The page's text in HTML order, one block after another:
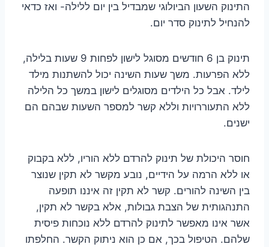
התינוק השעון הביולוגי שמבדיל בין יום ללילה- ואז כדאי
להנחיל לתינוק סדר יום.
תינוק בן 6 חודשים מסוגל לישון לפחות 9 שעות בלילה,
ללא הפרעות. משך שעות השינה יכול להשתנות מילד
לילד. אבל כל הילדים מסוגלים לישון במשך כל הלילה
ללא התעוררויות וללא קשר למספר השעות שבהם הם
ישנים.
חוסר היכולת של תינוק להרדם ללא הוריו, ללא בקבוק
או ללא הרמה על הידיים, נובע מקשר לא תקין שנוצר
בין השינה להורים. קשר לא תקין זה איננו תופעה
התנהגותית של הצבת גבולות, אלא בקשר לא תקין,
אשר אינו מאפשר לתינוק להרדם ללא נוכחות פיסית
שלהם. הטיפול בכך, אם כן הוא ניתוק הקשר. החלפתו